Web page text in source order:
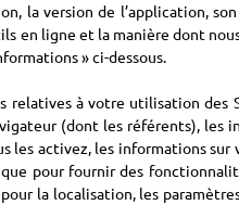
la version de l’application,
en ligne et la manière dont
» ci-dessous.
à votre utilisation des
(dont les référents),
activez, les informations
pour fournir des
la localisation, les